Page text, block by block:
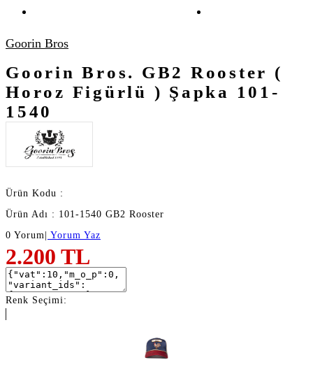
Goorin Bros
Goorin Bros. GB2 Rooster (
Horoz Figürlü ) Şapka 101-
1540
Ürün Kodu :
Ürün Adı : 101-1540 GB2 Rooster
0 Yorum | Yorum Yaz
2.200 TL
Renk Seçimi: